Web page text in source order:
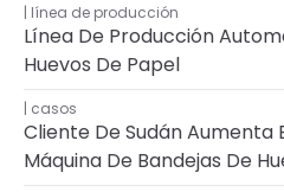
línea de producción
Línea De Producción
Huevos De Papel
casos
Cliente De Sudán Aumenta
Máquina De Bandejas De